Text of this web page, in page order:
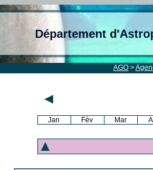
Département
AGO >
Jan Fév Mar